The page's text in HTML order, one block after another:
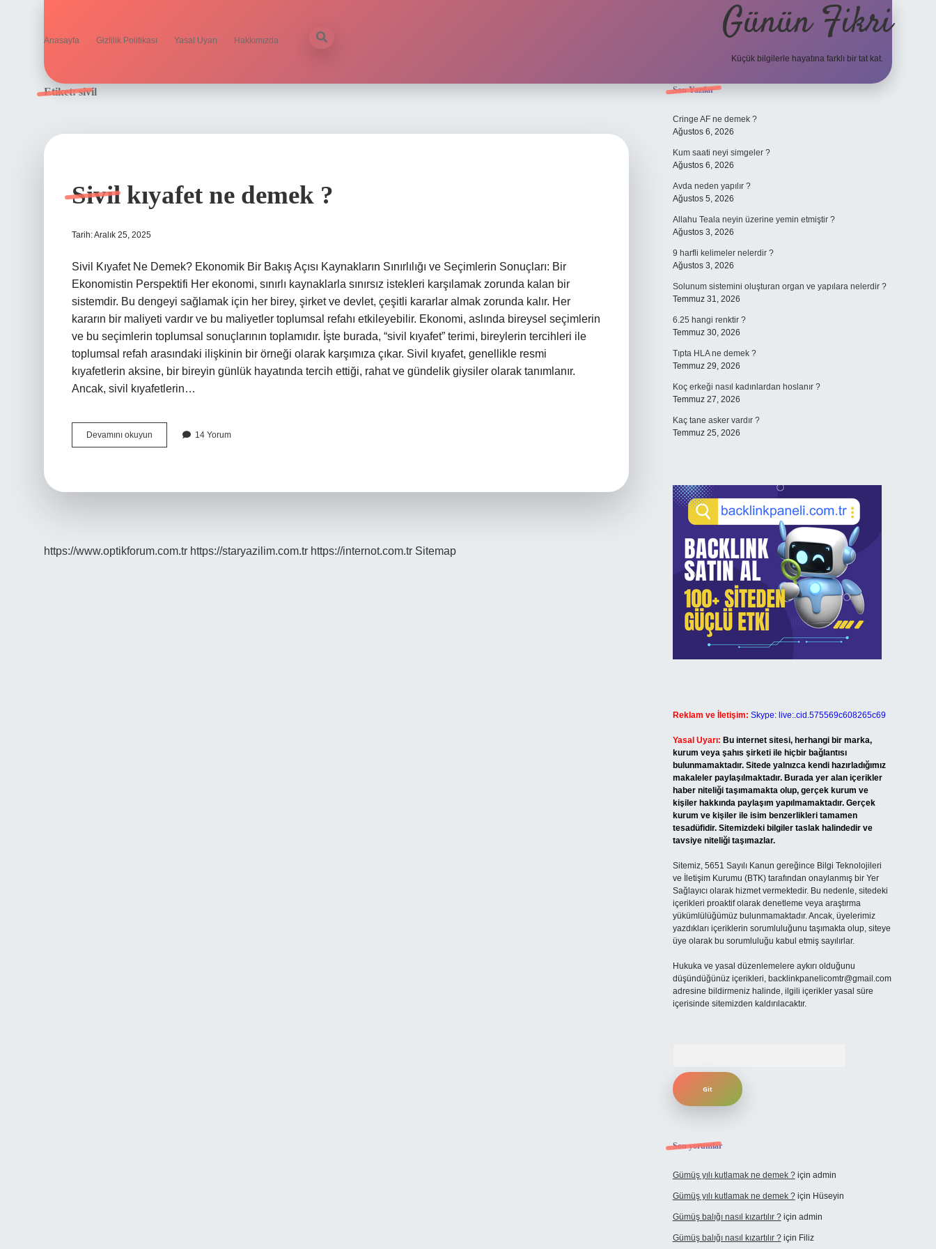
Anasayfa Gizlilik Politikası Yasal Uyarı Hakkımızda Günün Fikri
Küçük bilgilerle hayatına farklı bir tat kat.
Etiket:sivil
Sivil kıyafet ne demek ?
Tarih: Aralık 25, 2025
Sivil Kıyafet Ne Demek? Ekonomik Bir Bakış Açısı Kaynakların Sınırlılığı ve Seçimlerin Sonuçları: Bir
Ekonomistin Perspektifi Her ekonomi, sınırlı kaynaklarla sınırsız istekleri karşılamak zorunda kalan bir
sistemdir. Bu dengeyi sağlamak için her birey, şirket ve devlet, çeşitli kararlar almak zorunda kalır. Her
kararın bir maliyeti vardır ve bu maliyetler toplumsal refahı etkileyebilir. Ekonomi, aslında bireysel seçimlerin
ve bu seçimlerin toplumsal sonuçlarının toplamıdır. İşte burada, “sivil kıyafet” terimi, bireylerin tercihleri ile
toplumsal refah arasındaki ilişkinin bir örneği olarak karşımıza çıkar. Sivil kıyafet, genellikle resmi
kıyafetlerin aksine, bir bireyin günlük hayatında tercih ettiği, rahat ve gündelik giysiler olarak tanımlanır.
Ancak, sivil kıyafetlerin…
Devamını okuyun
kıyafet
14 Yorum
https://www.optikforum.com.tr https://staryazilim.com.tr https://internot.com.tr Sitemap
Sidebar
Son Yazılar
Cringe AF ne demek ?
Ağustos 6, 2026
Kum saati neyi simgeler ?
Ağustos 6, 2026
Avda neden yapılır ?
Ağustos 5, 2026
Allahu Teala neyin üzerine yemin etmiştir ?
Ağustos 3, 2026
9 harfli kelimeler nelerdir ?
Ağustos 3, 2026
Solunum sistemini oluşturan organ ve yapılara nelerdir ?
Temmuz 31, 2026
6.25 hangi renktir ?
Temmuz 30, 2026
Tıpta HLA ne demek ?
Temmuz 29, 2026
Koç erkeği nasıl kadınlardan hoslanır ?
Temmuz 27, 2026
Kaç tane asker vardır ?
Temmuz 25, 2026
Reklam ve İletişim: Skype: live:.cid.575569c608265c69
Yasal Uyarı: Bu internet sitesi, herhangi bir marka,
kurum veya şahıs şirketi ile hiçbir bağlantısı
bulunmamaktadır. Sitede yalnızca kendi hazırladığımız
makaleler paylaşılmaktadır. Burada yer alan içerikler
haber niteliği taşımamakta olup, gerçek kurum ve
kişiler hakkında paylaşım yapılmamaktadır. Gerçek
kurum ve kişiler ile isim benzerlikleri tamamen
tesadüfidir. Sitemizdeki bilgiler taslak halindedir ve
tavsiye niteliği taşımazlar.
Sitemiz, 5651 Sayılı Kanun gereğince Bilgi Teknolojileri
ve İletişim Kurumu (BTK) tarafından onaylanmış bir Yer
Sağlayıcı olarak hizmet vermektedir. Bu nedenle, sitedeki
içerikleri proaktif olarak denetleme veya araştırma
yükümlülüğümüz bulunmamaktadır. Ancak, üyelerimiz
yazdıkları içeriklerin sorumluluğunu taşımakta olup, siteye
üye olarak bu sorumluluğu kabul etmiş sayılırlar.
Hukuka ve yasal düzenlemelere aykırı olduğunu
düşündüğünüz içerikleri, backlinkpanelicomtr@gmail.com
adresine bildirmeniz halinde, ilgili içerikler yasal süre
içerisinde sitemizden kaldırılacaktır.
Son yorumlar
Gümüş yılı kutlamak ne demek ?için admin
Gümüş yılı kutlamak ne demek ?için Hüseyin
Gümüş balığı nasıl kızartılır ?için admin
Gümüş balığı nasıl kızartılır ?için Filiz